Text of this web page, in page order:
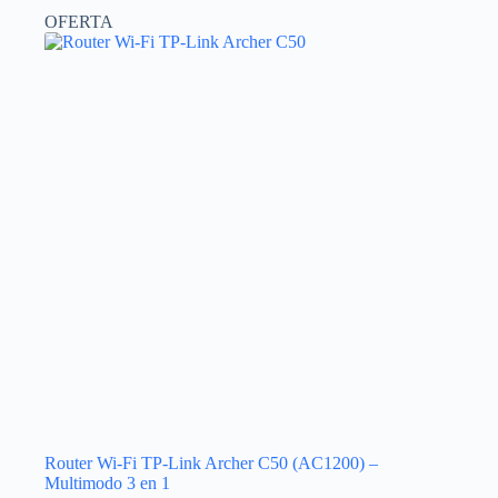
OFERTA
Router Wi-Fi TP-Link Archer C50 (AC1200) –
Multimodo 3 en 1